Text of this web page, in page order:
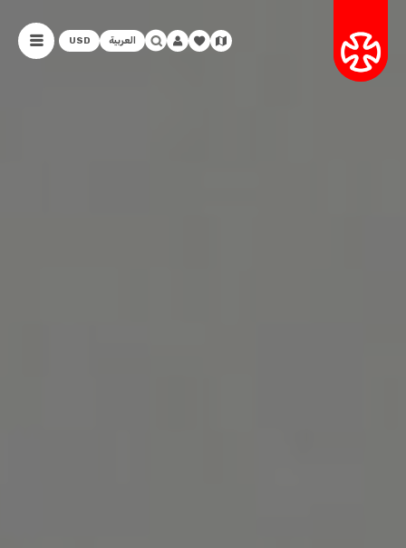
العربية USD